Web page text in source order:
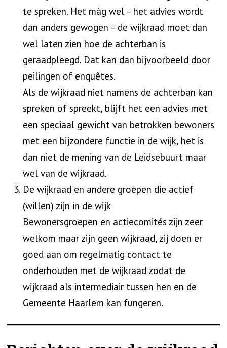
te spreken. Het mág wel – het advies wordt
dan anders gewogen – de wijkraad moet dan
wel laten zien hoe de achterban is
geraadpleegd. Dat kan dan bijvoorbeeld door
peilingen of enquêtes.
Als de wijkraad niet namens de achterban kan
spreken of spreekt, blijft het een advies met
een speciaal gewicht van betrokken bewoners
met een bijzondere functie in de wijk, het is
dan niet de mening van de Leidsebuurt maar
wel van de wijkraad.
De wijkraad en andere groepen die actief
(willen) zijn in de wijk
Bewonersgroepen en actiecomités zijn zeer
welkom maar zijn geen wijkraad, zij doen er
goed aan om regelmatig contact te
onderhouden met de wijkraad zodat de
wijkraad als intermediair tussen hen en de
Gemeente Haarlem kan fungeren.